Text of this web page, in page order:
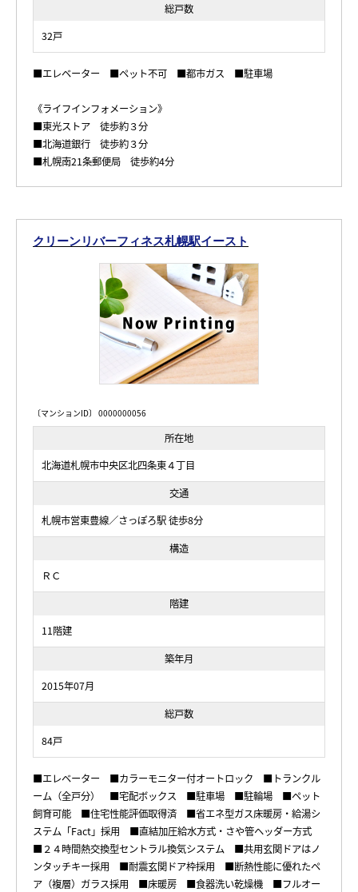
総戸数
32戸
■エレベーター ■ペット不可 ■都市ガス ■駐車場
《ライフインフォメーション》
■東光ストア 徒歩約３分
■北海道銀行 徒歩約３分
■札幌南21条郵便局 徒歩約4分
クリーンリバーフィネス札幌駅イースト
〔マンションID〕 0000000056
所在地
北海道札幌市中央区北四条東４丁目
交通
札幌市営東豊線／さっぽろ駅 徒歩8分
構造
ＲＣ
階建
11階建
築年月
2015年07月
総戸数
84戸
■エレベーター ■カラーモニター付オートロック ■トランクル
ーム（全戸分） ■宅配ボックス ■駐車場 ■駐輪場 ■ペット
飼育可能 ■住宅性能評価取得済 ■省エネ型ガス床暖房・給湯シ
ステム「Fact」採用 ■直結加圧給水方式・さや管ヘッダー方式
■２４時間熱交換型セントラル換気システム ■共用玄関ドアはノ
ンタッチキー採用 ■耐震玄関ドア枠採用 ■断熱性能に優れたペ
ア（複層）ガラス採用 ■床暖房 ■食器洗い乾燥機 ■フルオー